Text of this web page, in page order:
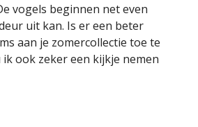
vogels beginnen net even
uit kan. Is er een beter
aan je zomercollectie toe te
ook zeker een kijkje nemen